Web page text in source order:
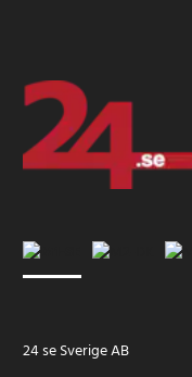
24 se Sverige AB